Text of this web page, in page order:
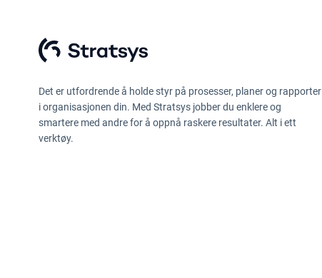
Det er utfordrende å holde styr på prosesser, planer og rapporter
i organisasjonen din. Med Stratsys jobber du enklere og
smartere med andre for å oppnå raskere resultater. Alt i ett
verktøy.